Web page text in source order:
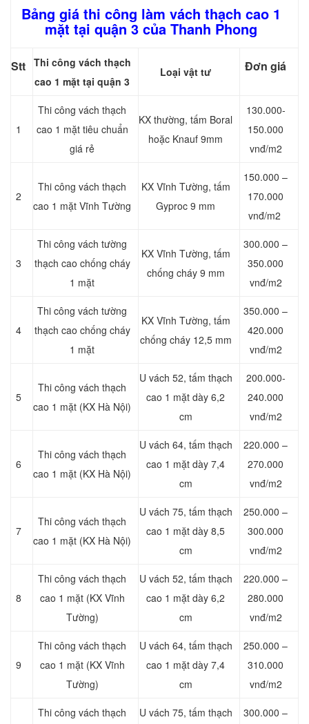
Bảng giá thi công làm vách thạch cao 1
mặt tại quận 3 của Thanh Phong
Stt Thi công vách thạch
cao 1 mặt tại quận 3
Loại vật tư Đơn giá
1
Thi công vách thạch
cao 1 mặt tiêu chuẩn
giá rẻ
KX thường, tấm Boral
hoặc Knauf 9mm
130.000-
150.000
vnđ/m2
2
Thi công vách thạch
cao 1 mặt Vĩnh Tường
KX Vĩnh Tường, tấm
Gyproc 9 mm
150.000 –
170.000
vnđ/m2
3
Thi công vách tường
thạch cao chống cháy
1 mặt
KX Vĩnh Tường, tấm
chống cháy 9 mm
300.000 –
350.000
vnđ/m2
4
Thi công vách tường
thạch cao chống cháy
1 mặt
KX Vĩnh Tường, tấm
chống cháy 12,5 mm
350.000 –
420.000
vnđ/m2
5
Thi công vách thạch
cao 1 mặt (KX Hà Nội)
U vách 52, tấm thạch
cao 1 mặt dày 6,2
cm
200.000-
240.000
vnđ/m2
6
Thi công vách thạch
cao 1 mặt (KX Hà Nội)
U vách 64, tấm thạch
cao 1 mặt dày 7,4
cm
220.000 –
270.000
vnđ/m2
7
Thi công vách thạch
cao 1 mặt (KX Hà Nội)
U vách 75, tấm thạch
cao 1 mặt dày 8,5
cm
250.000 –
300.000
vnđ/m2
8
Thi công vách thạch
cao 1 mặt (KX Vĩnh
Tường)
U vách 52, tấm thạch
cao 1 mặt dày 6,2
cm
220.000 –
280.000
vnđ/m2
9
Thi công vách thạch
cao 1 mặt (KX Vĩnh
Tường)
U vách 64, tấm thạch
cao 1 mặt dày 7,4
cm
250.000 –
310.000
vnđ/m2
Thi công vách thạch
U vách 75, tấm thạch
300.000 –